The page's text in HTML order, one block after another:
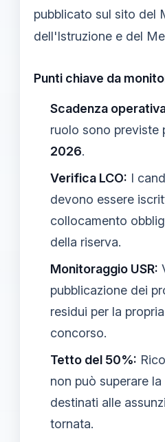
pubblicato sul sito del
dell'Istruzione e del
Punti chiave da
Scadenza
ruolo sono previste
2026.
Verifica LCO: I
devono essere
collocamento
della riserva.
Monitoraggio USR:
pubblicazione dei
residui per la
concorso.
Tetto del 50%:
non può superare
destinati alle
tornata.